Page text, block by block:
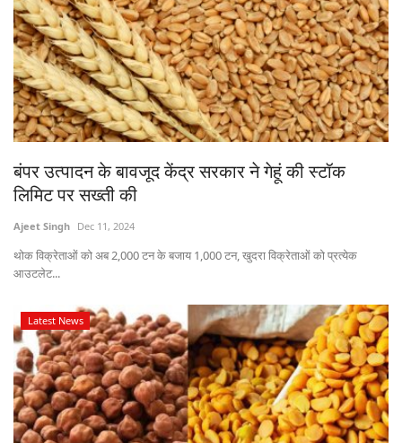
Language
English Hindi
बंपर उत्पादन के बावजूद केंद्र सरकार ने गेहूं की स्टॉक
लिमिट पर सख्ती की
Ajeet Singh Dec 11, 2024
थोक विक्रेताओं को अब 2,000 टन के बजाय 1,000 टन, खुदरा विक्रेताओं को प्रत्येक
आउटलेट...
Latest News